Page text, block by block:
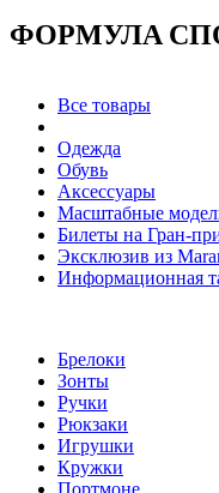
ФОРМУЛА
Все товары
Одежда
Обувь
Аксессуары
Масштабные
Билеты на Гран-
Эксклюзив из
Информационная
Брелоки
Зонты
Ручки
Рюкзаки
Игрушки
Кружки
Портмоне